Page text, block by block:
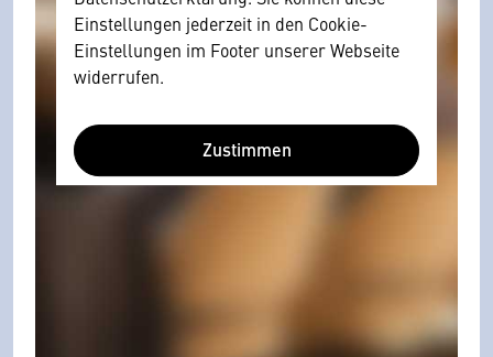
Einstellungen jederzeit in den Cookie-
Einstellungen im Footer unserer Webseite
widerrufen.
Zustimmen